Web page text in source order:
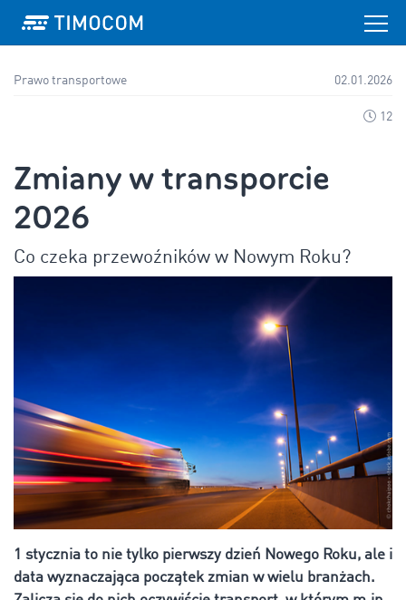
Prawo transportowe 02.01.2026
12
Zmiany w transporcie
2026
Co czeka przewoźników w Nowym Roku?
1 stycznia to nie tylko pierwszy dzień Nowego Roku, ale i
data wyznaczająca początek zmian w wielu branżach.